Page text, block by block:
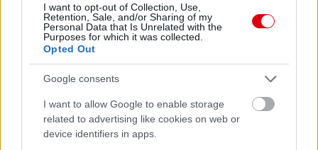
I want to opt-out of Collection, Use,
Retention, Sale, and/or Sharing of my
Personal Data that Is Unrelated with the
Purposes for which it was collected.
Opted Out
Google consents
I want to allow Google to enable storage
related to advertising like cookies on web or
device identifiers in apps.
Meccs Center